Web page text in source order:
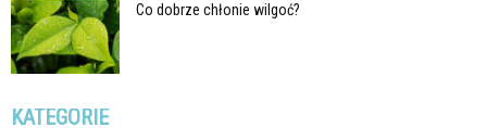
Co dobrze chłonie wilgoć?
KATEGORIE